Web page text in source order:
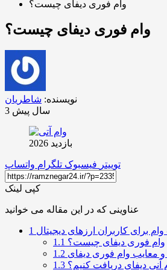
وام فوری دیفای چیست؟
وام فوری دیفای چیست؟
نویسنده: شاطریان
3 سال پیش
بازدید 2026
توییتر فیسبوک تلگرام واتساپ
کپی لینک
عناوینی که در این مقاله می خوانید
1 برای کاربران ارزهای دیجیتال
1.1 وام فوری دیفای چیست؟
1.2 و معایب وام فوری دیفای
1.3 آنی دیفای دریافت کنیم؟